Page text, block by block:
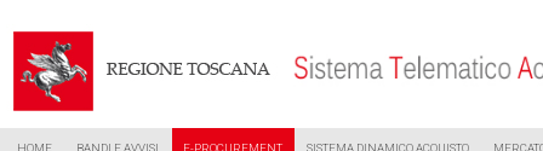
HOME BANDI E AVVISI E-PROCUREMENT SISTEMA DINAMICO ACQUISTO